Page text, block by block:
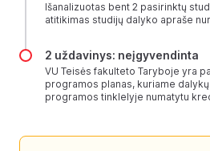
Išanalizuotas bent 2 pasirinktų
atitikimas studijų dalyko apraše
2 uždavinys: neįgyvendinta
VU Teisės fakulteto Taryboje yra
programos planas, kuriame
programos tinklelyje numatytu